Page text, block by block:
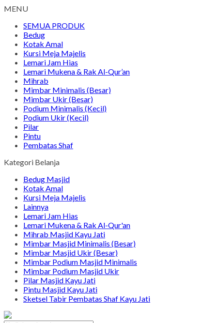
MENU
SEMUA PRODUK
Bedug
Kotak Amal
Kursi Meja Majelis
Lemari Jam Hias
Lemari Mukena & Rak Al-Qur’an
Mihrab
Mimbar Minimalis (Besar)
Mimbar Ukir (Besar)
Podium Minimalis (Kecil)
Podium Ukir (Kecil)
Pilar
Pintu
Pembatas Shaf
Kategori Belanja
Bedug Masjid
Kotak Amal
Kursi Meja Majelis
Lainnya
Lemari Jam Hias
Lemari Mukena & Rak Al-Qur'an
Mihrab Masjid Kayu Jati
Mimbar Masjid Minimalis (Besar)
Mimbar Masjid Ukir (Besar)
Mimbar Podium Masjid Minimalis
Mimbar Podium Masjid Ukir
Pilar Masjid Kayu Jati
Pintu Masjid Kayu Jati
Sketsel Tabir Pembatas Shaf Kayu Jati